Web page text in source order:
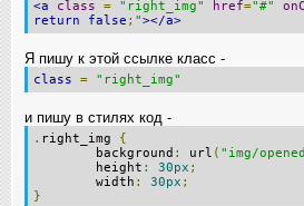
<a class = "right_img" href="#"
return
false ; "></a>
Я пишу к этой ссылке класс -
class = "right_img"
и пишу в стилях код -
. right_img {
background : url ( "img/
height : 30px ;
width : 30px ;
}